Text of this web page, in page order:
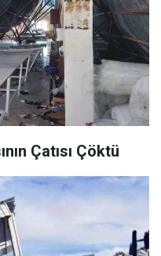
Çatısı Çöktü